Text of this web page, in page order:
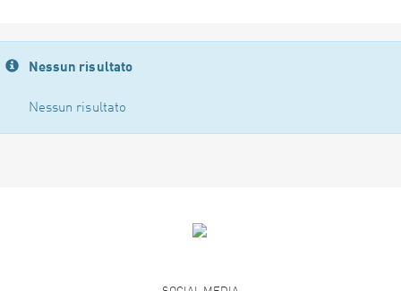
Nessun risultato
Nessun risultato